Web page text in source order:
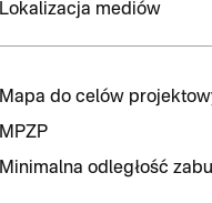
Lokalizacja mediów
Mapa do celów
MPZP
Minimalna odległość